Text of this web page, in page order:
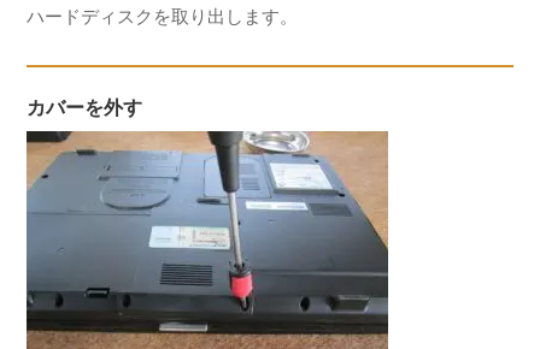
ハードディスクを取り出します。
カバーを外す